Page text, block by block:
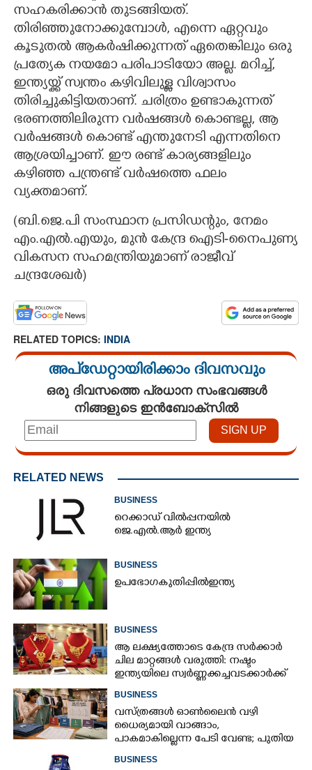
സഹകരിക്കാൻ തുടങ്ങിയത്.
തിരിഞ്ഞുനോക്കുമ്പോൾ, എന്നെ ഏറ്റവും
കൂടുതൽ ആകർഷിക്കുന്നത് ഏതെങ്കിലും ഒരു
പ്രത്യേക നയമോ പരിപാടിയോ അല്ല. മറിച്ച്,
ഇന്ത്യയ്ക്ക് സ്വന്തം കഴിവിലുള്ള വിശ്വാസം
തിരിച്ചുകിട്ടിയതാണ്. ചരിത്രം ഉണ്ടാകുന്നത്
ഭരണത്തിലിരുന്ന വർഷങ്ങൾ കൊണ്ടല്ല, ആ
വർഷങ്ങൾ കൊണ്ട് എന്തുനേടി എന്നതിനെ
ആശ്രയിച്ചാണ്. ഈ രണ്ട് കാര്യങ്ങളിലും
കഴിഞ്ഞ പന്ത്രണ്ട് വർഷത്തെ ഫലം
വ്യക്തമാണ്.
(ബി.ജെ.പി സംസ്ഥാന പ്രസിഡന്റും, നേമം
എം.എൽ.എയും, മുൻ കേന്ദ്ര ഐടി-നൈപുണ്യ
വികസന സഹമന്ത്രിയുമാണ് ​രാജീവ്
ചന്ദ്രശേഖർ)
RELATED TOPICS: INDIA
അപ്ഡേറ്റായിരിക്കാം ദിവസവും
ഒരു ദിവസത്തെ പ്രധാന സംഭവങ്ങൾ
നിങ്ങളുടെ ഇൻബോക്സിൽ
RELATED NEWS
BUSINESS
റെക്കാഡ് വിൽപ്പനയിൽ
ജെ.എൽ.ആർ ഇന്ത്യ
BUSINESS
ഉ​പ​ഭോ​ഗ​ ​കു​തി​പ്പി​ൽ​ ​ഇ​ന്ത്യ​
BUSINESS
ആ ലക്ഷ്യത്തോടെ കേന്ദ്ര സർക്കാർ
ചില മാറ്റങ്ങൾ വരുത്തി: നഷ്ടം
ഇന്ത്യയിലെ സ്വർണ്ണക്കച്ചവടക്കാർക്ക്
BUSINESS
വസ്ത്രങ്ങൾ ഓൺലൈൻ വഴി
ധൈര്യമായി വാങ്ങാം,​
പാകമാകില്ലെന്ന പേടി വേണ്ട; പുതിയ
BUSINESS
Share this link